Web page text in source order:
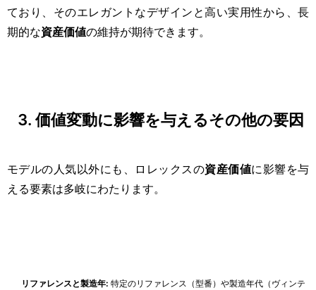
ており、そのエレガントなデザインと高い実用性から、長
期的な資産価値の維持が期待できます。
3. 価値変動に影響を与えるその他の要因
モデルの人気以外にも、ロレックスの資産価値に影響を与
える要素は多岐にわたります。
リファレンスと製造年: 特定のリファレンス（型番）や製造年代（ヴィンテ